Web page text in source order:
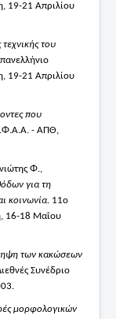
19-21 Απριλίου
του
19-21 Απριλίου
που
- ΑΠΘ,
Φ.,
για τη
κοινωνία. 11ο
16-18 Μαΐου
των κακώσεων
Συνέδριο
μορφολογικών